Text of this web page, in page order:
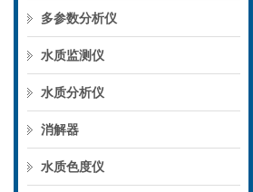
多参数分析仪
水质监测仪
水质分析仪
消解器
水质色度仪